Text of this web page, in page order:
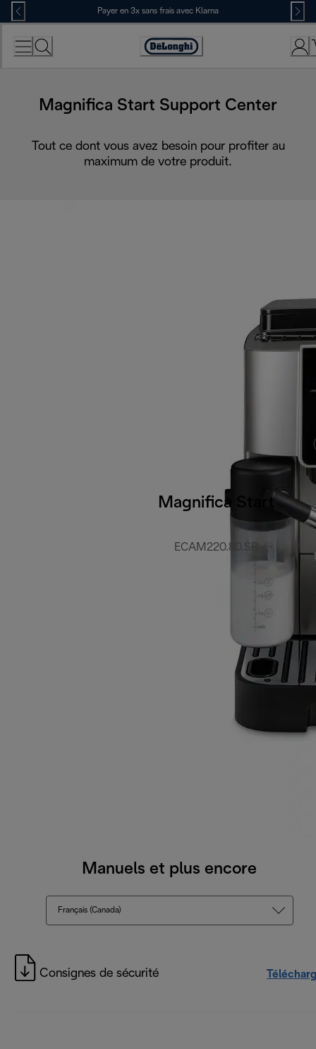
Skip
to
Content
Payer en 3x sans frais avec Klarna
Déclaration
Magnifica Start Support Center
Tout ce dont vous avez besoin pour profiter au
maximum de votre produit.
Magnifica Start
ECAM220.80.SB
Manuels et plus encore
Français (Canada)
Consignes de sécurité